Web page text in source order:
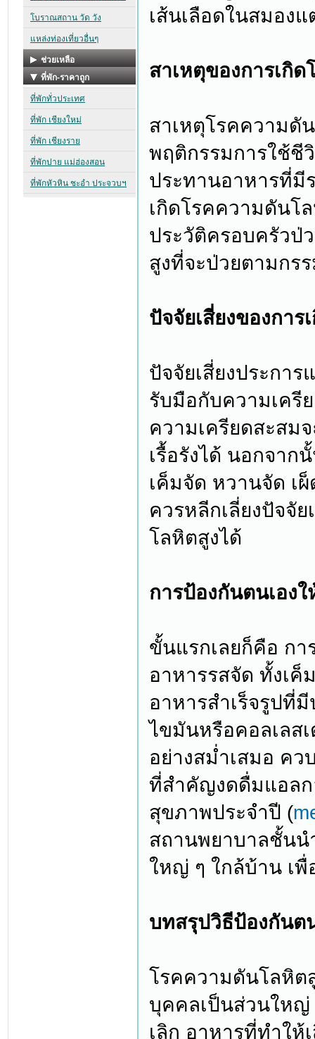
เส้นเลือดในสมอง
สาเหตุของการเกิ
สาเหตุโรคความดั
พฤติกรรมการใช้ชี
ประทานอาหารที่มี
เกิดโรคความดันโ
ประวัติครอบครัวป่
สูงที่จะป่วยตามกร
ปัจจัยเสี่ยงของกา
ปัจจัยเสี่ยงประกา
รับมือกับความเครี
ความเครียดสะสม
เรื้อรังได้ นอกจาก
เค็มจัด หวานจัด เ
ควรหลีกเลี่ยงปัจจั
โลหิตสูงได้
การป้องกันตนเอง
ขั้นแรกเลยก็คือ กา
อาหารรสจัด ทั้งเ
อาหารสำเร็จรูปที่
ไขมันหรือคอลเลส
อย่างสม่ำเสมอ ค
ที่สำคัญงดดื่มแอลก
สุขภาพประจำปี (
สถานพยาบาลชั้นน
ใหญ่ ๆ ใกล้บ้าน เ
บทสรุปวิธีป้องกันต
โรคความดันโลหิต
บุคคลเป็นส่วนใหญ่
เลิก อาหารที่ทำใ